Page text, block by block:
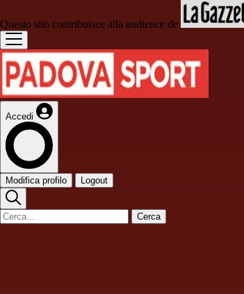
Questo sito contribuisce alla audience de
Accedi
Modifica profilo Logout
Cerca